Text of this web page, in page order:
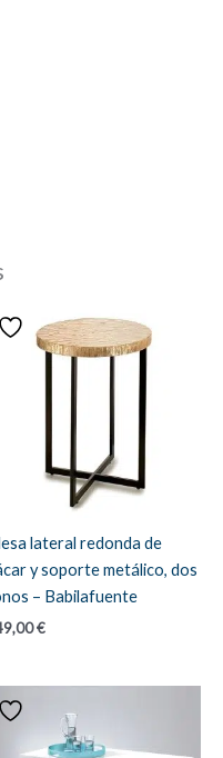
lateral redonda de
y soporte metálico, dos
– Babilafuente
€